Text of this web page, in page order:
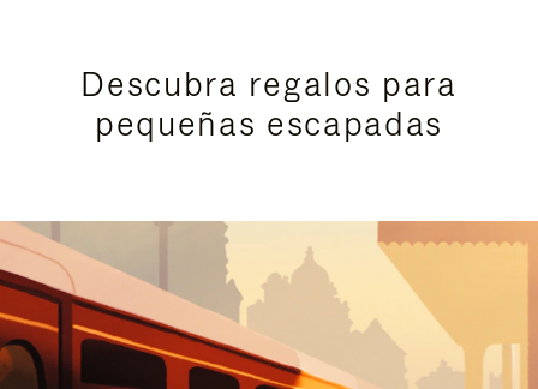
Descubra regalos para
pequeñas escapadas